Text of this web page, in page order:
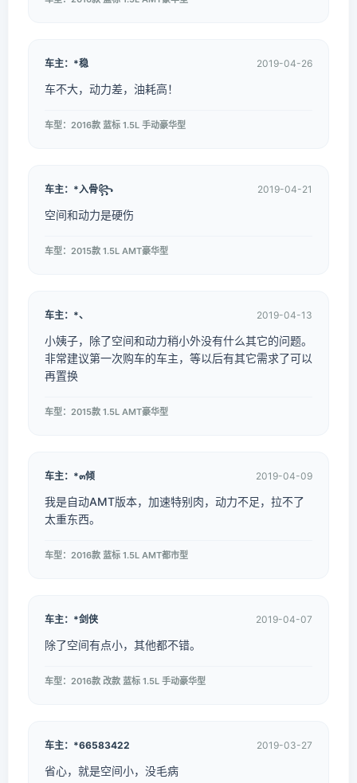
车主：*稳 2019-04-26
车不大，动力差，油耗高！
车型：2016款 蓝标 1.5L 手动豪华型
车主：*入骨꧂ 2019-04-21
空间和动力是硬伤
车型：2015款 1.5L AMT豪华型
车主：*、 2019-04-13
小姨子，除了空间和动力稍小外没有什么其它的问题。
非常建议第一次购车的车主，等以后有其它需求了可以
再置换
车型：2015款 1.5L AMT豪华型
车主：*๓倾 2019-04-09
我是自动AMT版本，加速特别肉，动力不足，拉不了
太重东西。
车型：2016款 蓝标 1.5L AMT都市型
车主：*剑侠 2019-04-07
除了空间有点小，其他都不错。
车型：2016款 改款 蓝标 1.5L 手动豪华型
车主：*66583422 2019-03-27
省心，就是空间小，没毛病